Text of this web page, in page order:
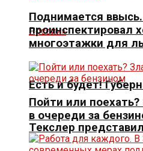
Есть и будет!
Текслер
Поднимается
проинспектировал
многоэтажки для
Пойти или
в очереди за